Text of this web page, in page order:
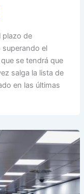
a
e
plazo de
superando el
se tendrá que
salga la lista de
en las últimas